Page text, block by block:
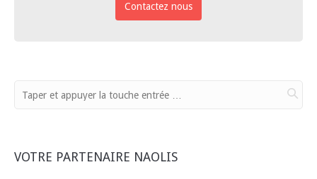
Contactez nous
VOTRE PARTENAIRE NAOLIS